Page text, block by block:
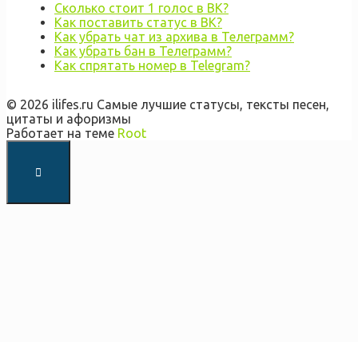
Сколько стоит 1 голос в ВК?
Как поставить статус в ВК?
Как убрать чат из архива в Телеграмм?
Как убрать бан в Телеграмм?
Как спрятать номер в Telegram?
© 2026 ilifes.ru Самые лучшие статусы, тексты песен,
цитаты и афоризмы
Работает на теме Root